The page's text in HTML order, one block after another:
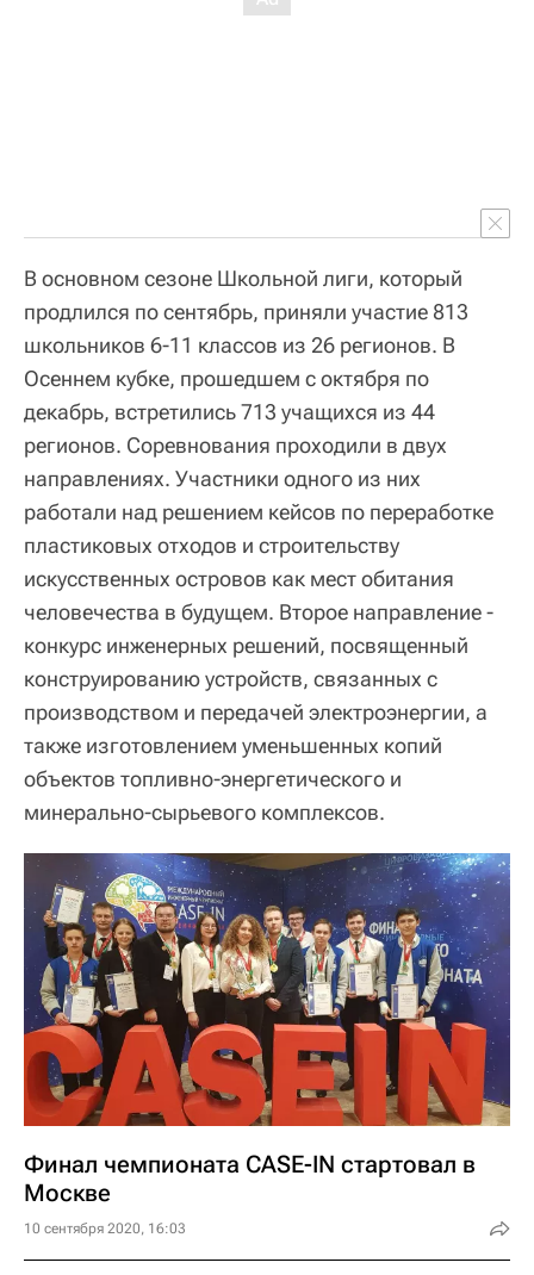
В основном сезоне Школьной лиги, который
продлился по сентябрь, приняли участие 813
школьников 6-11 классов из 26 регионов. В
Осеннем кубке, прошедшем с октября по
декабрь, встретились 713 учащихся из 44
регионов. Соревнования проходили в двух
направлениях. Участники одного из них
работали над решением кейсов по переработке
пластиковых отходов и строительству
искусственных островов как мест обитания
человечества в будущем. Второе направление -
конкурс инженерных решений, посвященный
конструированию устройств, связанных с
производством и передачей электроэнергии, а
также изготовлением уменьшенных копий
объектов топливно-энергетического и
минерально-сырьевого комплексов.
Финал чемпионата CASE-IN стартовал в
Москве
10 сентября 2020, 16:03